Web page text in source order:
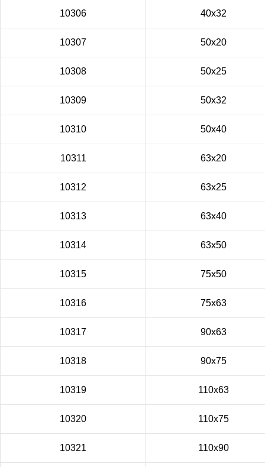
10306 40x32
10307 50x20
10308 50x25
10309 50x32
10310 50x40
10311 63x20
10312 63x25
10313 63x40
10314 63x50
10315 75x50
10316 75x63
10317 90x63
10318 90x75
10319 110x63
10320 110x75
10321 110x90